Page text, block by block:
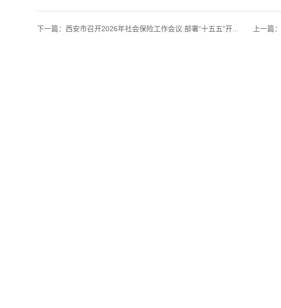
上一篇：
下一篇： 西安市召开2026年社会保险工作会议 部署“十五五”开...